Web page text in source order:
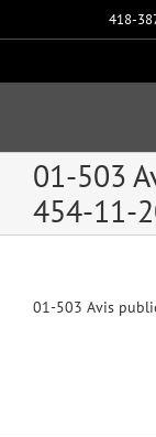
418-
01-503
454-11-
01-503 Avis